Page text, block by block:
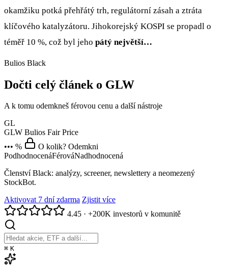
okamžiku potká přehřátý trh, regulátorní zásah a ztráta
klíčového katalyzátoru. Jihokorejský KOSPI se propadl o
téměř 10 %, což byl jeho pátý největší…
Bulios Black
Dočti celý článek o GLW
A k tomu odemkneš férovou cenu a další nástroje
GL
GLW Bulios Fair Price
••• %
O kolik? Odemkni
PodhodnocenáFérováNadhodnocená
Členství Black: analýzy, screener, newslettery a neomezený
StockBot.
Aktivovat 7 dní zdarma Zjistit více
4.45 · +200K investorů v komunitě
⌘ K